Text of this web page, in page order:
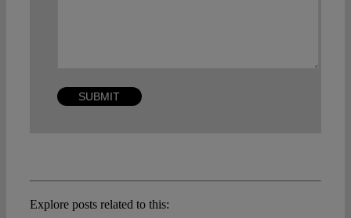
Explore posts related to this: